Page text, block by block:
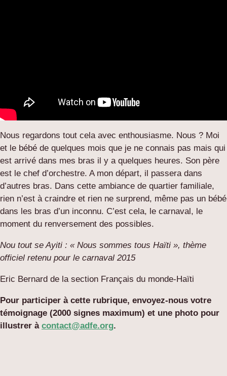
Nous regardons tout cela avec enthousiasme. Nous ? Moi
et le bébé de quelques mois que je ne connais pas mais qui
est arrivé dans mes bras il y a quelques heures. Son père
est le chef d’orchestre. A mon départ, il passera dans
d’autres bras. Dans cette ambiance de quartier familiale,
rien n’est à craindre et rien ne surprend, même pas un bébé
dans les bras d’un inconnu. C’est cela, le carnaval, le
moment du renversement des possibles.
Nou tout se Ayiti : « Nous sommes tous Haïti », thème
officiel retenu pour le carnaval 2015
Eric Bernard de la section Français du monde-Haïti
Pour participer à cette rubrique, envoyez-nous votre
témoignage (2000 signes maximum) et une photo pour
illustrer à contact@adfe.org.